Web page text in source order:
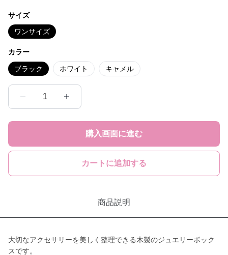
サイズ
ワンサイズ
カラー
ブラック ホワイト キャメル
1
購入画面に進む
カートに追加する
商品説明
大切なアクセサリーを美しく整理できる木製のジュエリーボック
スです。